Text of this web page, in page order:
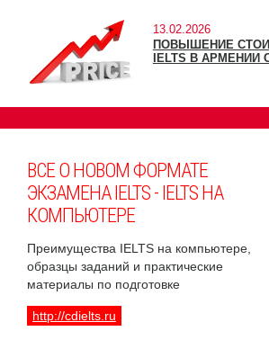
13.02.2026
ПОВЫШЕНИЕ
IELTS В АРМЕНИИ
ВСЕ О НОВОМ ФОРМАТЕ
ЭКЗАМЕНА IELTS - IELTS НА
КОМПЬЮТЕРЕ
Преимущества IELTS на компьютере,
образцы заданий и практические
материалы по подготовке
http://cdielts.ru